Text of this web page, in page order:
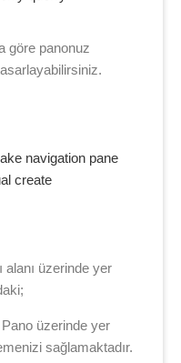
göre panonuz
alanı üzerinde yer
üzerinde yer
sağlamaktadır.